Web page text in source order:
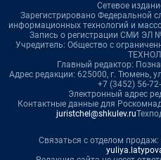
Сетевое
Зарегистрировано Федеральной
информационных технологий и
Запись о регистрации СМИ ЭЛ
Учредитель: Общество с
Главный редактор:
Адрес редакции: 625000, г. Тюмень,
+7 (3452) 56-
Электронный адрес
Контактные данные для
juristchel@shkulev.ru
Связаться с отделом